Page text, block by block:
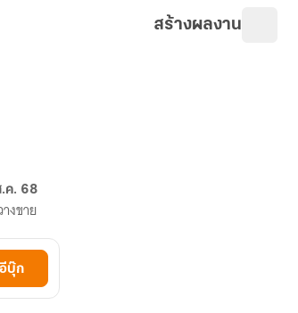
สร้างผลงาน
ค. 68
งขาย
บุ๊ก